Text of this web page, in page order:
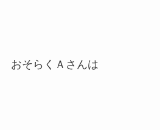
おそらくＡさんは